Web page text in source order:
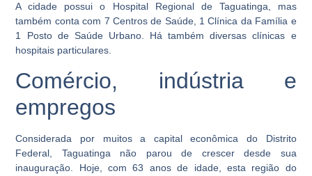
A cidade possui o Hospital Regional de Taguatinga, mas
também conta com 7 Centros de Saúde, 1 Clínica da Família e
1 Posto de Saúde Urbano. Há também diversas clínicas e
hospitais particulares.
Comércio, indústria e
empregos
Considerada por muitos a capital econômica do Distrito
Federal, Taguatinga não parou de crescer desde sua
inauguração. Hoje, com 63 anos de idade, esta região do